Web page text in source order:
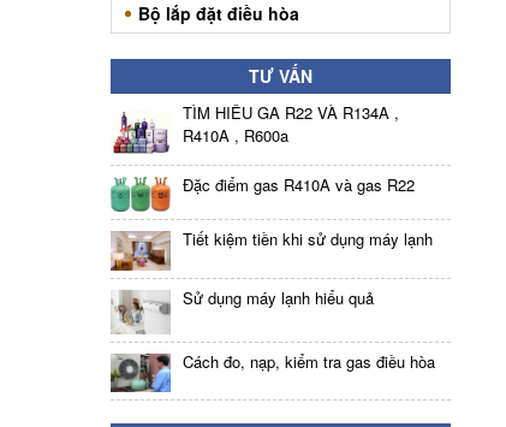
Bộ lắp đặt điều hòa
TƯ VẤN
TÌM HIỂU GA R22 VÀ R134A ,
R410A , R600a
Đặc điểm gas R410A và gas R22
Tiết kiệm tiền khi sử dụng máy lạnh
Sử dụng máy lạnh hiểu quả
Cách đo, nạp, kiểm tra gas điều hòa